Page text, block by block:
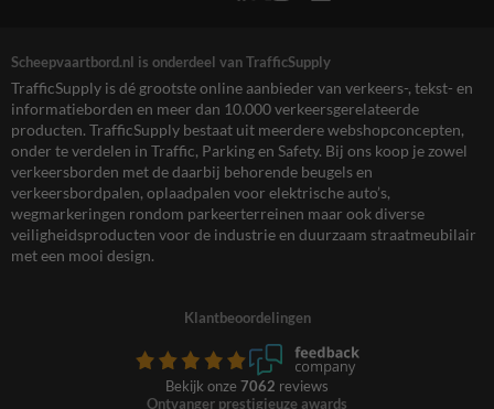
Scheepvaartbord.nl is onderdeel van TrafficSupply
TrafficSupply is dé grootste online aanbieder van verkeers-, tekst- en
informatieborden en meer dan 10.000 verkeersgerelateerde
producten. TrafficSupply bestaat uit meerdere webshopconcepten,
onder te verdelen in Traffic, Parking en Safety. Bij ons koop je zowel
verkeersborden met de daarbij behorende beugels en
verkeersbordpalen, oplaadpalen voor elektrische auto’s,
wegmarkeringen rondom parkeerterreinen maar ook diverse
veiligheidsproducten voor de industrie en duurzaam straatmeubilair
met een mooi design.
Klantbeoordelingen
Bekijk onze 7062 reviews
Ontvanger prestigieuze awards